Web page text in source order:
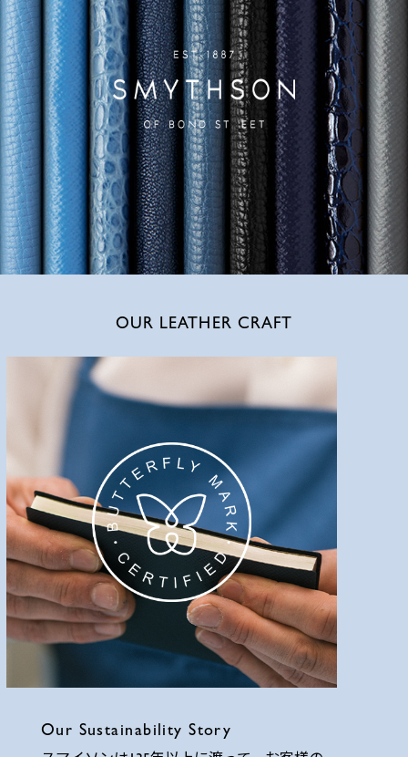
OUR LEATHER CRAFT
Our Sustainability Story